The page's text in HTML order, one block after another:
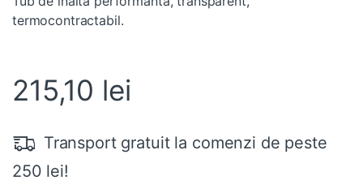
termocontractabil.
215,10 lei
Transport gratuit la comenzi de peste
250 lei!